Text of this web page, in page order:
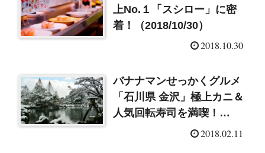
上No.１「スシロー」に密
着！（2018/10/30）
2018.10.30
バナナマンせっかくグルメ
「石川県 金沢」極上カニ＆
人気回転寿司を満喫！
2018.02.11